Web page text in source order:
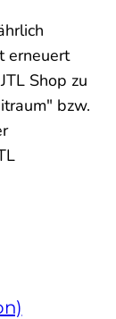
erneuert
Shop zu
bzw.